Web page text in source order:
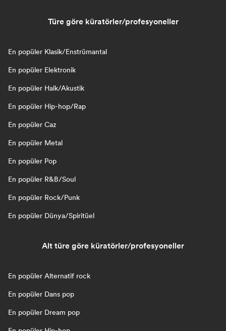
Türe göre küratörler/profesyoneller
En popüler Klasik/Enstrümantal
En popüler Elektronik
En popüler Halk/Akustik
En popüler Hip-hop/Rap
En popüler Caz
En popüler Metal
En popüler Pop
En popüler R&B/Soul
En popüler Rock/Punk
En popüler Dünya/Spiritüel
Alt türe göre küratörler/profesyoneller
En popüler Alternatif rock
En popüler Dans pop
En popüler Dream pop